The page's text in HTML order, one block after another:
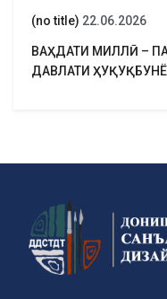
(no title) 22.06.2026
ВАҲДАТИ МИЛЛӢ –
ДАВЛАТИ